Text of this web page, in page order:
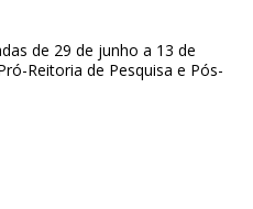
de 29 de junho a 13 de
Reitoria de Pesquisa e Pós-